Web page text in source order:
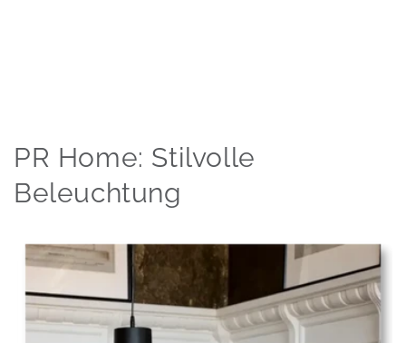
PR Home: Stilvolle
Beleuchtung